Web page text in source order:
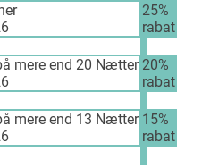
25%
rabat
mere end 20 Nætter 20%
rabat
mere end 13 Nætter 15%
rabat